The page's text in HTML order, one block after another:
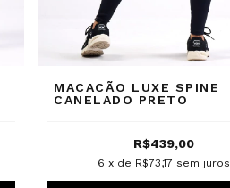
MACACÃO LUXE SPINE
CANELADO PRETO
R$439,00
6 x de R$73,17 sem juros